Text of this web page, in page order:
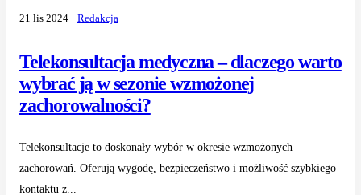
Telekonsultacja medyczna – dlaczego warto
wybrać ją w sezonie wzmożonej
zachorowalności?
21 lis 2024 Redakcja
Telekonsultacje to doskonały wybór w okresie wzmożonych
zachorowań. Oferują wygodę, bezpieczeństwo i możliwość szybkiego
kontaktu z...